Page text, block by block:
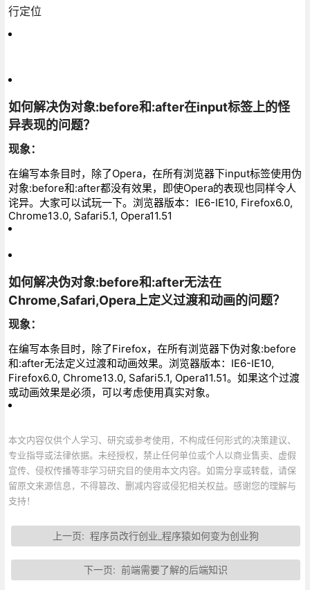
行定位
如何解决伪对象:before和:after在input标签上的怪
异表现的问题？
现象：
在编写本条目时，除了Opera，在所有浏览器下input标签使用伪
对象:before和:after都没有效果，即使Opera的表现也同样令人
诧异。大家可以试玩一下。浏览器版本：IE6-IE10, Firefox6.0,
Chrome13.0, Safari5.1, Opera11.51
如何解决伪对象:before和:after无法在
Chrome,Safari,Opera上定义过渡和动画的问题？
现象：
在编写本条目时，除了Firefox，在所有浏览器下伪对象:before
和:after无法定义过渡和动画效果。浏览器版本：IE6-IE10,
Firefox6.0, Chrome13.0, Safari5.1, Opera11.51。如果这个过渡
或动画效果是必须，可以考虑使用真实对象。
本文内容仅供个人学习、研究或参考使用，不构成任何形式的决策建议、
专业指导或法律依据。未经授权，禁止任何单位或个人以商业售卖、虚假
宣传、侵权传播等非学习研究目的使用本文内容。如需分享或转载，请保
留原文来源信息，不得篡改、删减内容或侵犯相关权益。感谢您的理解与
支持！
上一页: 程序员改行创业_程序猿如何变为创业狗
下一页: 前端需要了解的后端知识